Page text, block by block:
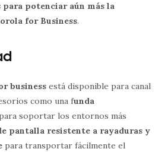
para potenciar aún más la
for Business.
business está disponible para canal
como una funda
soportar los entornos más
pantalla resistente a rayaduras y
para transportar fácilmente el